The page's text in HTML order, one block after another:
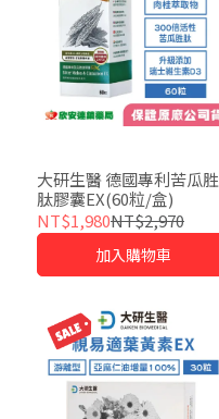
大研生醫 德國專利苦瓜胜
肽膠囊EX(60粒/盒)
NT$1,980NT$2,970
加入購物車